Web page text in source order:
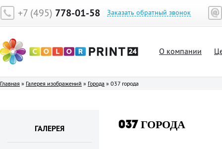
+7 (495) 778-01-58 Заказать обратный звонок
О компании
Главная » Галерея изображений » Города » 037 города
ГАЛЕРЕЯ 037 ГОРОДА